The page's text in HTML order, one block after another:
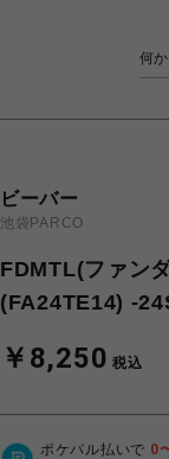
ビーバー
池袋PARCO
FDMTL(ファン
(FA24TE14) -
￥8,250 税込
ポケパル払いで 0